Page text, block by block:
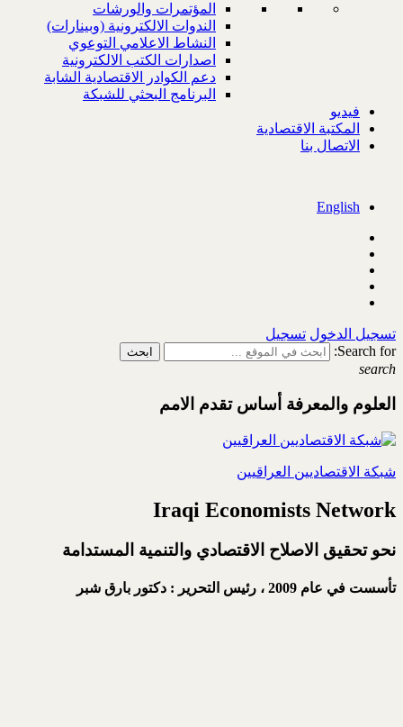
المؤتمرات والورشات
الندوات الالكترونية (وبينارات)
النشاط الاعلامي التوعوي
اصدارات الكتب الالكترونية
دعم الكوادر الاقتصادية الشابة
البرنامج البحثي للشبكة
فيديو
المكتبة الاقتصادية
الاتصال بنا
English
تسجيل الدخول تسجيل
Search for:
search
العلوم والمعرفة أساس تقدم الامم
شبكة الاقتصاديين العراقيين
Iraqi Economists Network
نحو تحقيق الاصلاح الاقتصادي والتنمية المستدامة
تأسست في عام 2009 ، رئيس التحرير : دكتور بارق شبر